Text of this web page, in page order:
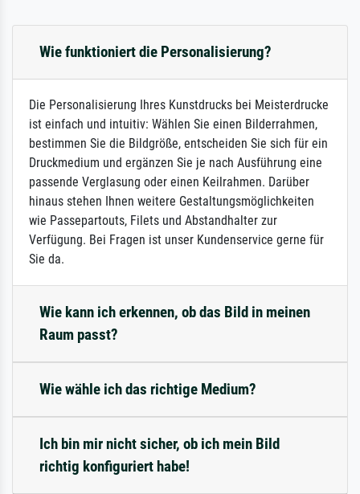
Wie funktioniert die Personalisierung?
Die Personalisierung Ihres Kunstdrucks bei Meisterdrucke
ist einfach und intuitiv: Wählen Sie einen Bilderrahmen,
bestimmen Sie die Bildgröße, entscheiden Sie sich für ein
Druckmedium und ergänzen Sie je nach Ausführung eine
passende Verglasung oder einen Keilrahmen. Darüber
hinaus stehen Ihnen weitere Gestaltungsmöglichkeiten
wie Passepartouts, Filets und Abstandhalter zur
Verfügung. Bei Fragen ist unser Kundenservice gerne für
Sie da.
Wie kann ich erkennen, ob das Bild in meinen
Raum passt?
Wie wähle ich das richtige Medium?
Ich bin mir nicht sicher, ob ich mein Bild
richtig konfiguriert habe!